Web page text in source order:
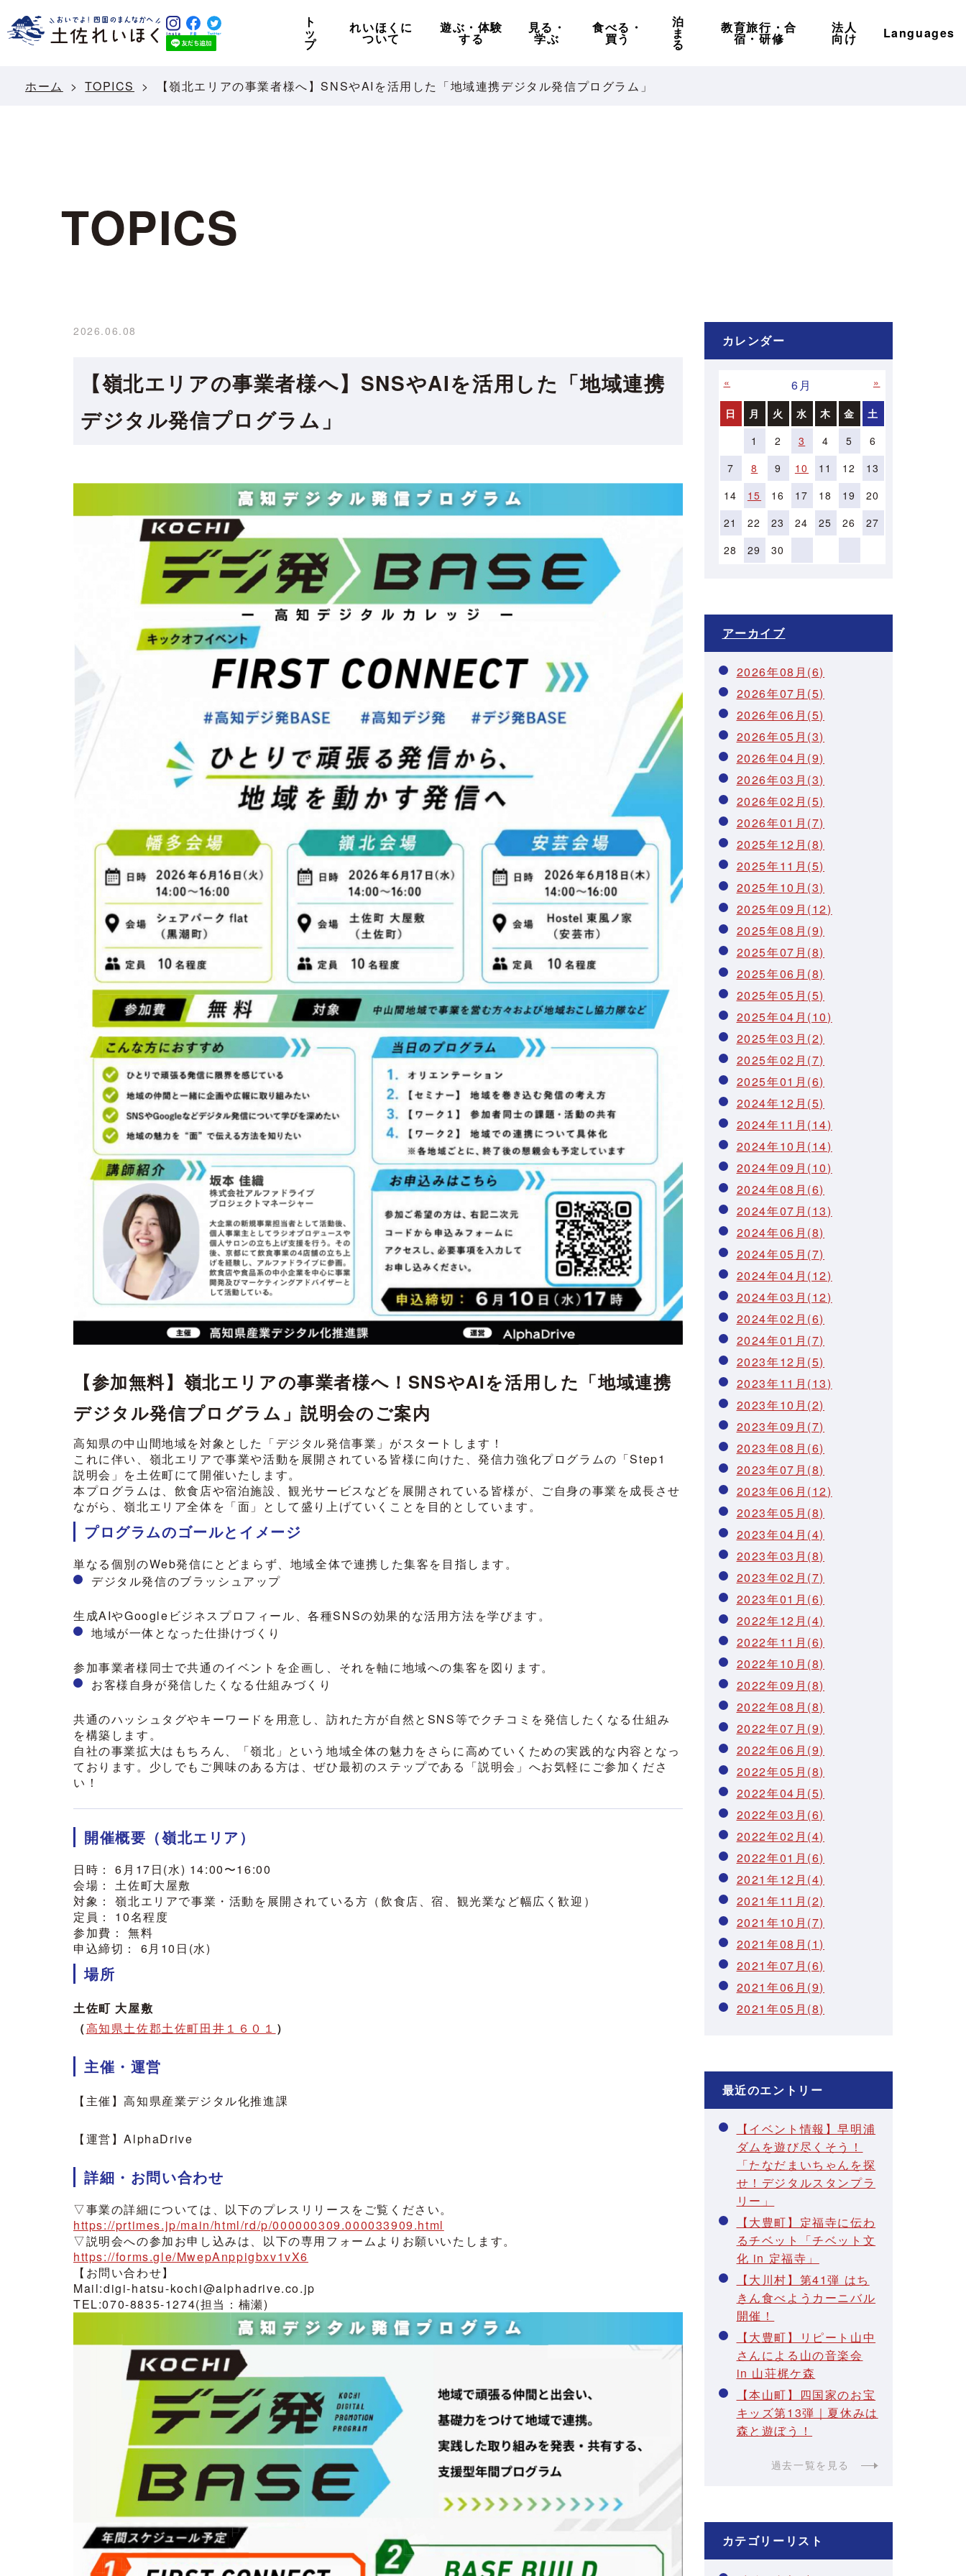
ト
ッ
プ
れいほくに
ついて
遊ぶ・体験
する
見る・
学ぶ
食べる・
買う
泊
ま
る
教育旅行・合
宿・研修
法人
向け Languages
ホーム TOPICS 【嶺北エリアの事業者様へ】SNSやAIを活用した「地域連携デジタル発信プログラム」
TOPICS
2026.06.08
【嶺北エリアの事業者様へ】SNSやAIを活用した「地域連携
デジタル発信プログラム」
【参加無料】嶺北エリアの事業者様へ！SNSやAIを活用した「地域連携
デジタル発信プログラム」説明会のご案内
高知県の中山間地域を対象とした「デジタル発信事業」がスタートします！
これに伴い、嶺北エリアで事業や活動を展開されている皆様に向けた、発信力強化プログラムの「Step1
説明会」を土佐町にて開催いたします。
本プログラムは、飲食店や宿泊施設、観光サービスなどを展開されている皆様が、ご自身の事業を成長させ
ながら、嶺北エリア全体を「面」として盛り上げていくことを目的としています。
プログラムのゴールとイメージ
単なる個別のWeb発信にとどまらず、地域全体で連携した集客を目指します。
デジタル発信のブラッシュアップ
生成AIやGoogleビジネスプロフィール、各種SNSの効果的な活用方法を学びます。
地域が一体となった仕掛けづくり
参加事業者様同士で共通のイベントを企画し、それを軸に地域への集客を図ります。
お客様自身が発信したくなる仕組みづくり
共通のハッシュタグやキーワードを用意し、訪れた方が自然とSNS等でクチコミを発信したくなる仕組み
を構築します。
自社の事業拡大はもちろん、「嶺北」という地域全体の魅力をさらに高めていくための実践的な内容となっ
ております。少しでもご興味のある方は、ぜひ最初のステップである「説明会」へお気軽にご参加くださ
い！
開催概要（嶺北エリア）
日時： 6月17日(水) 14:00〜16:00
会場： 土佐町大屋敷
対象： 嶺北エリアで事業・活動を展開されている方（飲食店、宿、観光業など幅広く歓迎）
定員： 10名程度
参加費： 無料
申込締切： 6月10日(水)
場所
土佐町 大屋敷
（高知県土佐郡土佐町田井１６０１ ）
主催・運営
【主催】高知県産業デジタル化推進課
【運営】AlphaDrive
詳細・お問い合わせ
▽事業の詳細については、以下のプレスリリースをご覧ください。
https://prtimes.jp/main/html/rd/p/000000309.000033909.html
▽説明会への参加お申し込みは、以下の専用フォームよりお願いいたします。
https://forms.gle/MwepAnppigbxv1vX6
【お問い合わせ】
Mail:digi-hatsu-kochi@alphadrive.co.jp
TEL:070-8835-1274(担当：楠瀬)
カレンダー
« 6月 »
日 月 火 水 木 金
土
1
2 3 4 5
6
7
8 9 10 11 12
13
14
15 16 17 18 19
20
21
22 23 24 25 26
27
28
29 30
アーカイブ
2026年08月(6)
2026年07月(5)
2026年06月(5)
2026年05月(3)
2026年04月(9)
2026年03月(3)
2026年02月(5)
2026年01月(7)
2025年12月(8)
2025年11月(5)
2025年10月(3)
2025年09月(12)
2025年08月(9)
2025年07月(8)
2025年06月(8)
2025年05月(5)
2025年04月(10)
2025年03月(2)
2025年02月(7)
2025年01月(6)
2024年12月(5)
2024年11月(14)
2024年10月(14)
2024年09月(10)
2024年08月(6)
2024年07月(13)
2024年06月(8)
2024年05月(7)
2024年04月(12)
2024年03月(12)
2024年02月(6)
2024年01月(7)
2023年12月(5)
2023年11月(13)
2023年10月(2)
2023年09月(7)
2023年08月(6)
2023年07月(8)
2023年06月(12)
2023年05月(8)
2023年04月(4)
2023年03月(8)
2023年02月(7)
2023年01月(6)
2022年12月(4)
2022年11月(6)
2022年10月(8)
2022年09月(8)
2022年08月(8)
2022年07月(9)
2022年06月(9)
2022年05月(8)
2022年04月(5)
2022年03月(6)
2022年02月(4)
2022年01月(6)
2021年12月(4)
2021年11月(2)
2021年10月(7)
2021年08月(1)
2021年07月(6)
2021年06月(9)
2021年05月(8)
最近のエントリー
【イベント情報】早明浦
ダムを遊び尽くそう！
「たなだまいちゃんを探
せ！デジタルスタンプラ
リー」
【大豊町】定福寺に伝わ
るチベット「チベット文
化 in 定福寺」
【大川村】第41弾 はち
きん食べようカーニバル
開催！
【大豊町】リピート山中
さんによる山の音楽会
in 山荘梶ケ森
【本山町】四国家のお宝
キッズ第13弾｜夏休みは
森と遊ぼう！
過去一覧を見る
カテゴリーリスト